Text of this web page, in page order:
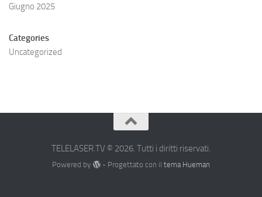
Giugno 2025
Categories
Uncategorized
TELELASER.TV © 2026. Tutti i diritti riservati.
Powered by - Progettato con il tema Hueman